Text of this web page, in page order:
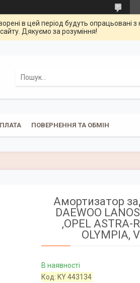
в цей період будуть опрацьовані
Дякуємо за розуміння!
ПОВЕРНЕННЯ ТА ОБМІН
Амортизатор
DAEWOO
,OPEL ASTRA-
OLYMPIA,
В наявності
Код: KY 443134